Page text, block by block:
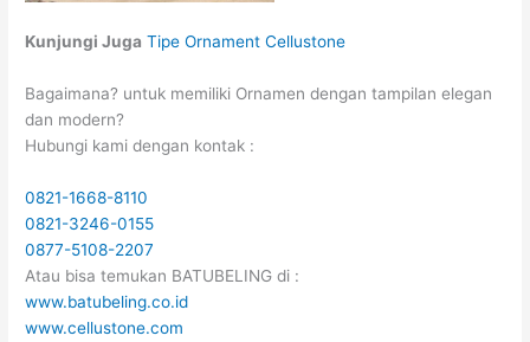
Kunjungi Juga Tipe Ornament Cellustone
Bagaimana? untuk memiliki Ornamen dengan tampilan elegan
dan modern?
Hubungi kami dengan kontak :
0821-1668-8110
0821-3246-0155
0877-5108-2207
Atau bisa temukan BATUBELING di :
www.batubeling.co.id
www.cellustone.com